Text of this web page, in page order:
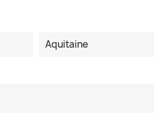
Aquitaine